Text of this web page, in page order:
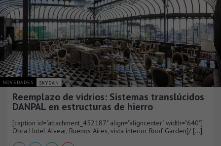
NOVEDADES SKYDAN
Reemplazo de vidrios: Sistemas translúcidos
DANPAL en estructuras de hierro
[caption id="attachment_452187" align="aligncenter" width="640"]
Obra Hotel Alvear, Buenos Aires, vista interior Roof Garden[/ [...]